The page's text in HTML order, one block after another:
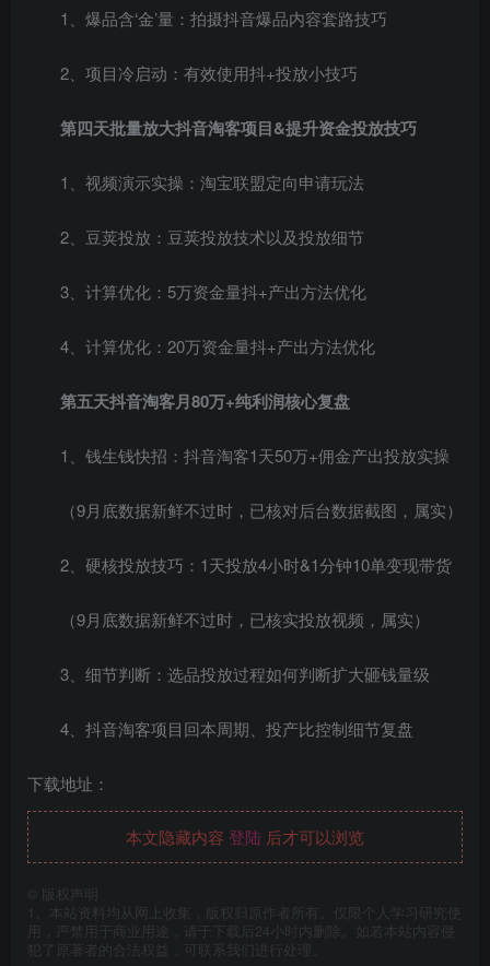
1、爆品含‘金’量：拍摄抖音爆品内容套路技巧
2、项目冷启动：有效使用抖+投放小技巧
第四天批量放大抖音淘客项目&提升资金投放技巧
1、视频演示实操：淘宝联盟定向申请玩法
2、豆荚投放：豆荚投放技术以及投放细节
3、计算优化：5万资金量抖+产出方法优化
4、计算优化：20万资金量抖+产出方法优化
第五天抖音淘客月80万+纯利润核心复盘
1、钱生钱快招：抖音淘客1天50万+佣金产出投放实操
（9月底数据新鲜不过时，已核对后台数据截图，属实）
2、硬核投放技巧：1天投放4小时&1分钟10单变现带货
（9月底数据新鲜不过时，已核实投放视频，属实）
3、细节判断：选品投放过程如何判断扩大砸钱量级
4、抖音淘客项目回本周期、投产比控制细节复盘
下载地址：
本文隐藏内容 登陆 后才可以浏览
版权声明
1、本站资料均从网上收集，版权归原作者所有。仅限个人学习研究使
用，严禁用于商业用途，请于下载后24小时内删除。如若本站内容侵
犯了原著者的合法权益，可联系我们进行处理。